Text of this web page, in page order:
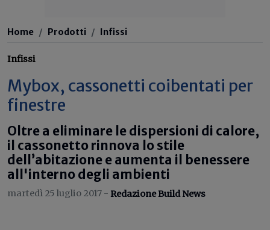
Home Prodotti Infissi
Infissi
Mybox, cassonetti coibentati per
finestre
Oltre a eliminare le dispersioni di calore,
il cassonetto rinnova lo stile
dell’abitazione e aumenta il benessere
all'interno degli ambienti
martedì 25 luglio 2017 - Redazione Build News